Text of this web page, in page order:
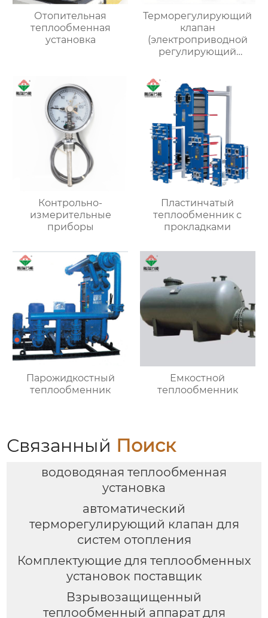
Отопительная
теплообменная
установка
Терморегулирующий
клапан
(электроприводной
регулирующий
Контрольно-
измерительные
приборы
Пластинчатый
теплообменник с
прокладками
Парожидкостный
теплообменник
Емкостной
теплообменник
Связанный Поиск
водоводяная теплообменная
установка
автоматический
терморегулирующий клапан для
систем отопления
Комплектующие для теплообменных
установок поставщик
Взрывозащищенный
теплообменный аппарат для